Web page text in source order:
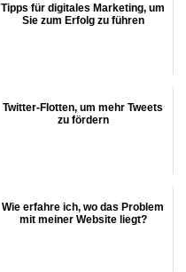
Tipps für digitales Marketing, um
Sie zum Erfolg zu führen
Twitter-Flotten, um mehr Tweets
zu fördern
Wie erfahre ich, wo das Problem
mit meiner Website liegt?